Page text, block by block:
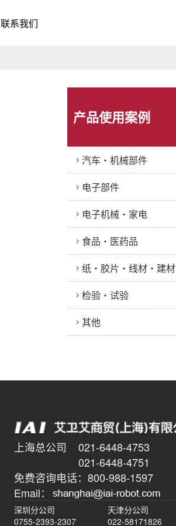
联系我们
产品使用案例
汽车・机械部件
电子部件
电子机械・家电
食品・医药品
纸・胶片・线材・建材
检验・试验
其他
上海总公司 021-6448-4753
021-6448-4751
免费咨询电话：800-988-1597
Email：
深圳分公司
0755-2393-2307
天津分公司
022-58171826